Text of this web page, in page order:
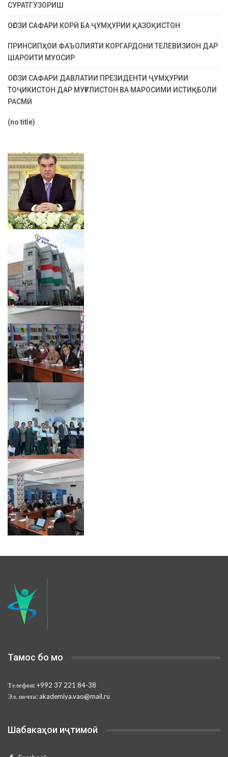
СУРАТГУЗОРИШ
ОҒОЗИ САФАРИ КОРӢ БА ҶУМҲУРИИ ҚАЗОҚИСТОН
ПРИНСИПҲОИ ФАЪОЛИЯТИ КОРГАРДОНИ ТЕЛЕВИЗИОН ДАР
ШАРОИТИ МУОСИР
ОҒОЗИ САФАРИ ДАВЛАТИИ ПРЕЗИДЕНТИ ҶУМҲУРИИ
ТОҶИКИСТОН ДАР МУҒУЛИСТОН ВА МАРОСИМИ ИСТИҚБОЛИ
РАСМӢ
(no title)
Тамос бо мо
Телефон:+992 37 221 84-38
Эл. почта: akademiya.vao@mail.ru
Шабакаҳои иҷтимоӣ